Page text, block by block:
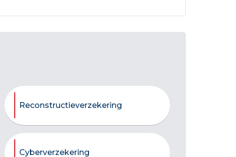
Reconstructieverzekering
Cyberverzekering